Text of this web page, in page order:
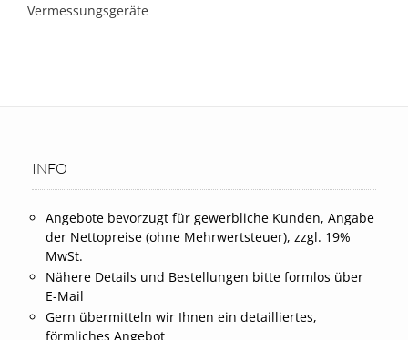
Vermessungsgeräte
INFO
Angebote bevorzugt für gewerbliche Kunden, Angabe
der Nettopreise (ohne Mehrwertsteuer), zzgl. 19%
MwSt.
Nähere Details und Bestellungen bitte formlos über
E-Mail
Gern übermitteln wir Ihnen ein detailliertes,
förmliches Angebot